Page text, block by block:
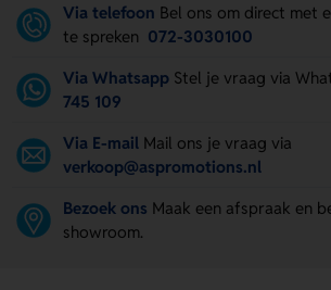
Via telefoon Bel ons om direct met
te spreken 072-3030100
Via Whatsapp Stel je vraag via
745 109
Via E-mail Mail ons je vraag via
verkoop@aspromotions.nl
Bezoek ons Maak een afspraak en
showroom.